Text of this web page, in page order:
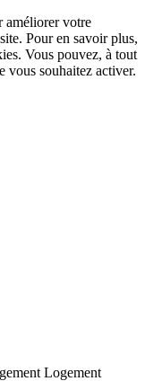
améliorer votre
Pour en savoir plus,
Vous pouvez, à tout
vous souhaitez activer.
Logement